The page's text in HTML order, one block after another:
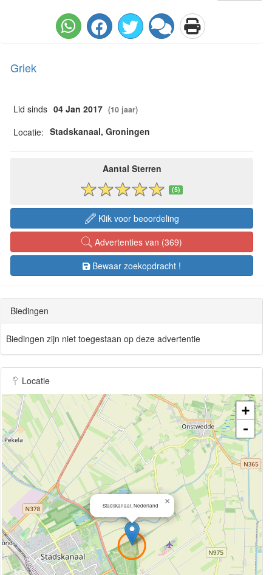
Griek
Lid sinds 04 Jan 2017 (10 jaar)
Locatie: Stadskanaal, Groningen
Aantal Sterren
(5)
Klik voor beoordeling
Advertenties van (369)
Bewaar zoekopdracht !
Biedingen
Biedingen zijn niet toegestaan op deze advertentie
Locatie
Stadskanaal, Nederland ×
+
-